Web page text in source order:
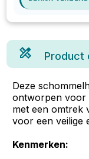
Product
Deze
ontworpen voor
met een omtrek
voor een veilige
Kenmerken: